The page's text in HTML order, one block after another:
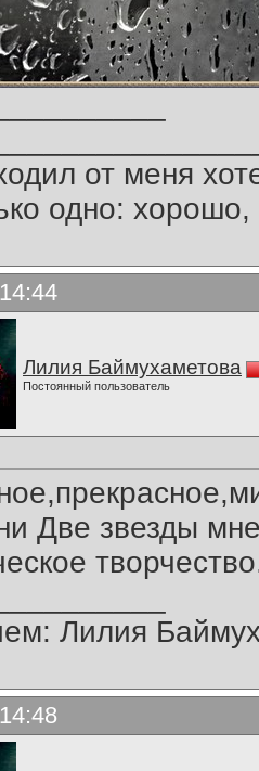
от меня
одно:
Лилия Баймухаметова
Постоянный пользователь
Две звезды
Лилия